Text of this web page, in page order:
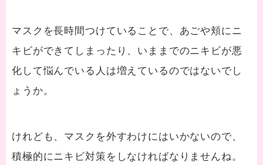
マスクを長時間つけていることで、あごや頬にニ
キビができてしまったり、いままでのニキビが悪
化して悩んでいる人は増えているのではないでし
ょうか。
けれども、マスクを外すわけにはいかないので、
積極的にニキビ対策をしなければなりませんね。